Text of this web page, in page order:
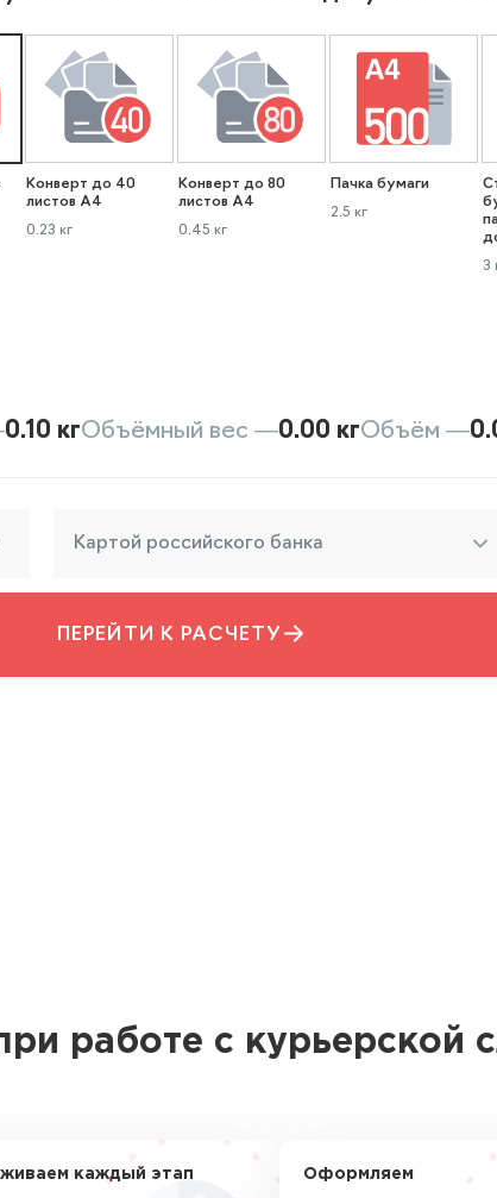
Конверт до 40
листов А4
0.23 кг
Конверт до 80
листов А4
0.45 кг
Пачка бумаги
2.5 кг
3
0.10 кгОбъёмный вес —0.00 кгОбъём —
Картой российского банка
ПЕРЕЙТИ К РАСЧЕТУ
работе с курьерской
каждый этап Оформляем